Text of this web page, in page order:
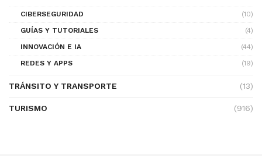
CIBERSEGURIDAD
(10)
GUÍAS Y TUTORIALES
(4)
INNOVACIÓN E IA
(44)
REDES Y APPS
(19)
TRÁNSITO Y TRANSPORTE (13)
TURISMO (916)